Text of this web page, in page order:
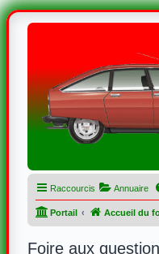
Raccourcis Annuaire
Portail Accueil du
Foire aux